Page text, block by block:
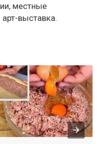
местные
выставка.